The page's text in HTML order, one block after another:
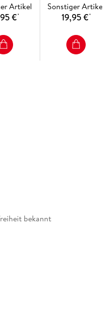
Artikel
€*
Sonstiger Artikel
19,95 €*
bekannt